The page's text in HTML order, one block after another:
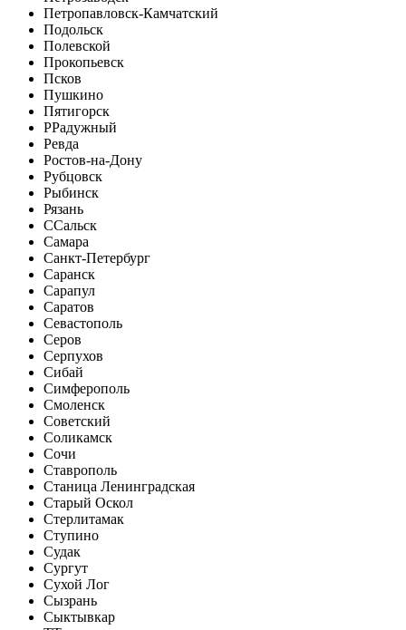
Петропавловск-Камчатский
Подольск
Полевской
Прокопьевск
Псков
Пушкино
Пятигорск
РРадужный
Ревда
Ростов-на-Дону
Рубцовск
Рыбинск
Рязань
ССальск
Самара
Санкт-Петербург
Саранск
Сарапул
Саратов
Севастополь
Серов
Серпухов
Сибай
Симферополь
Смоленск
Советский
Соликамск
Сочи
Ставрополь
Станица Ленинградская
Старый Оскол
Стерлитамак
Ступино
Судак
Сургут
Сухой Лог
Сызрань
Сыктывкар